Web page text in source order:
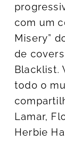
com um
Misery”
de
Blacklist.
todo o
Lamar,
Herbie